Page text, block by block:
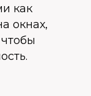
как
окнах,